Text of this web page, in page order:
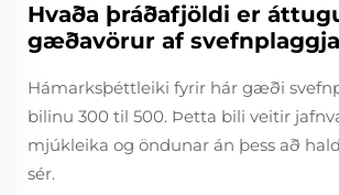
Hvaða þráðafjöldi er
gæðavörur af
Hámarksþéttleiki fyrir hár gæði
bilinu 300 til 500. Þetta bili veitir
mjúkleika og öndunar án þess að
sér.